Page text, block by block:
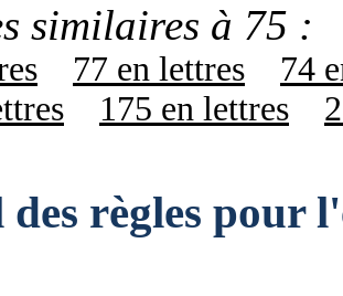
similaires à 75 :
77 en lettres
74
175 en lettres
des règles pour